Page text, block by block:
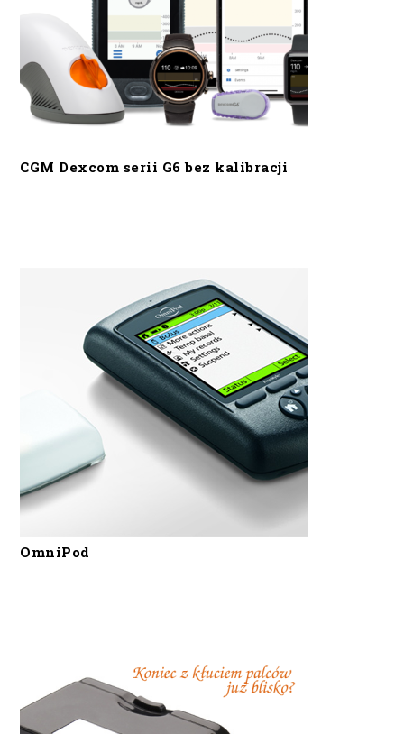
CGM Dexcom serii G6 bez kalibracji
OmniPod